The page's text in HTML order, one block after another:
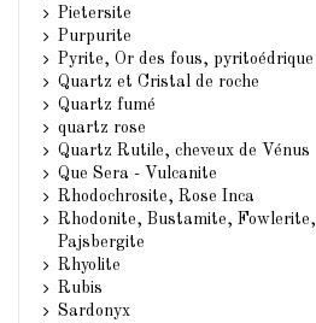
Pietersite
Purpurite
Pyrite, Or des fous, pyritoédrique
Quartz et Cristal de roche
Quartz fumé
quartz rose
Quartz Rutile, cheveux de Vénus
Que Sera - Vulcanite
Rhodochrosite, Rose Inca
Rhodonite, Bustamite, Fowlerite,
Pajsbergite
Rhyolite
Rubis
Sardonyx